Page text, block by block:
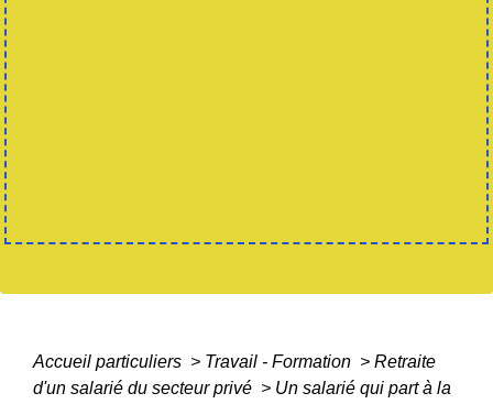
Accueil particuliers > Travail - Formation > Retraite
d'un salarié du secteur privé > Un salarié qui part à la